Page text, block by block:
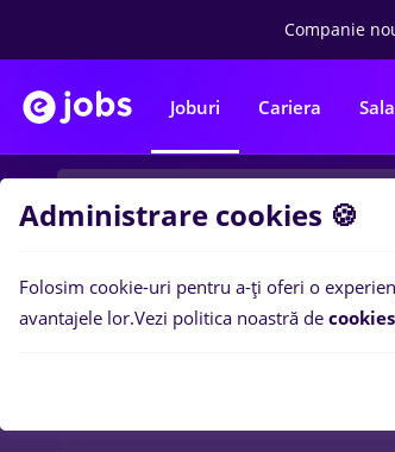
Companie
Joburi Cariera
Filtre
Administrare cookies 🍪
Folosim cookie-uri pentru a-ți oferi o
avantajele lor.Vezi politica noastră de